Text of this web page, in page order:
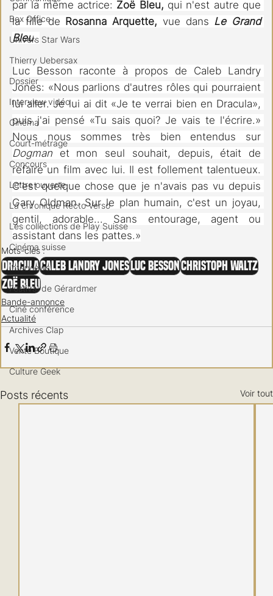
Box Office
Univers Star Wars
Thierry Uebersax
Dossier
Interview vidéo
Cinéma
Court-métrage
Concours
Lettre ouverte
La chronique Recto Verso
Les collections de Play Suisse
Cinéma suisse
Interviews
Festival de Gérardmer
Ciné conférence
Archives Clap
Vente Boutique
Culture Geek
par la même actrice: Zoë Bleu, qui n'est autre que
la fille de Rosanna Arquette, vue dans Le Grand
Bleu.
Luc Besson raconte à propos de Caleb Landry
Jones: «Nous parlions d'autres rôles qui pourraient
lui aller. Je lui ai dit «Je te verrai bien en Dracula»,
puis j'ai pensé «Tu sais quoi? Je vais te l'écrire.»
Dogman et mon seul souhait, depuis, était de
refaire un film avec lui. Il est follement talentueux.
C'est quelque chose que je n'avais pas vu depuis
Gary Oldman. Sur le plan humain, c'est un joyau,
gentil, adorable... Sans entourage, agent ou
assistant dans les pattes.»
Mots-clés :
DraculaCaleb Landry Jones Luc BessonChristoph Waltz
Zoë Bleu
Bande-annonce
Actualité
Posts récents Voir tout